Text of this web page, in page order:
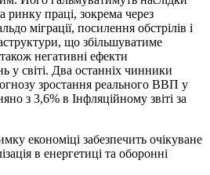
ринку праці, зокрема через
міграції, посилення обстрілів і
що збільшуватиме
негативні ефекти
у світі. Два останніх чинники
зростання реального ВВП у
з 3,6% в Інфляційному звіті за
економіці забезпечить очікуване
в енергетиці та оборонні